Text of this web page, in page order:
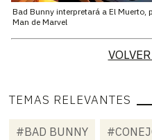
Bad Bunny interpretará a El Muerto,
Man de Marvel
TEMAS RELEVANTES
#BAD BUNNY